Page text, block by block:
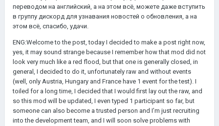
переводом на английский, а на этом всё, можете даже вступить
в группу дискорд для узнавания новостей о обновления, а на
этом всё, спасибо, удачи.
ENG:Welcome to the post, today I decided to make a post right now,
yes, it may sound strange because I remember how that mod did not
look very much like a red flood, but that one is generally closed, in
general, I decided to do it, unfortunately raw and without events
(well, only Austria, Hungary and France have 1 event for the test). I
toiled for a long time, I decided that I would first lay out the raw, and
so this mod will be updated, I even typed 1 participant so far, but
someone can also become a trusted person and I’m just recruiting
into the development team, and I will soon solve problems with